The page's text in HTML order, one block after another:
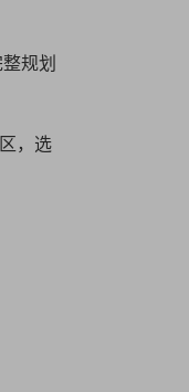
规划
，选